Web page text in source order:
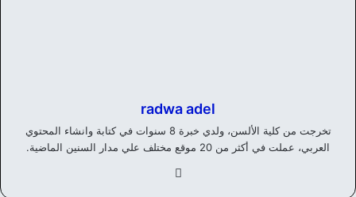
radwa adel
تخرجت من كلية الألسن، ولدي خبرة 8 سنوات في كتابة وانشاء المحتوي
العربي، عملت في أكثر من 20 موقع مختلف علي مدار السنين الماضية.